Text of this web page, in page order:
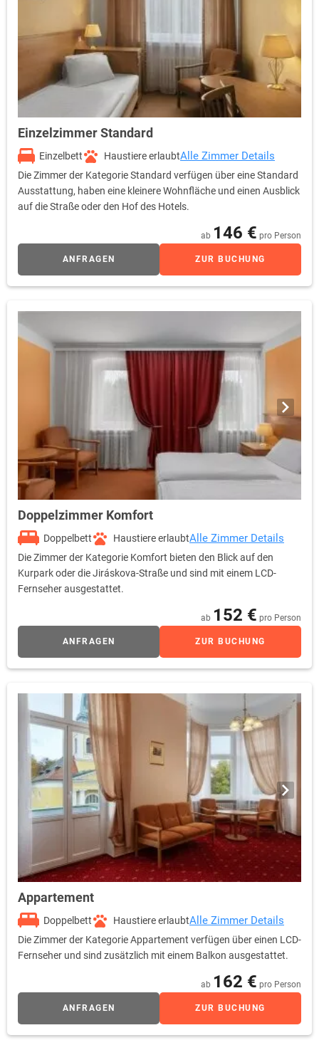
Einzelzimmer Standard
Einzelbett Haustiere erlaubtAlle Zimmer Details
Die Zimmer der Kategorie Standard verfügen über eine Standard
Ausstattung, haben eine kleinere Wohnfläche und einen Ausblick
auf die Straße oder den Hof des Hotels.
ab 146 € pro Person
ANFRAGEN ZUR BUCHUNG
Doppelzimmer Komfort
Doppelbett Haustiere erlaubtAlle Zimmer Details
Die Zimmer der Kategorie Komfort bieten den Blick auf den
Kurpark oder die Jiráskova-Straße und sind mit einem LCD-
Fernseher ausgestattet.
ab 152 € pro Person
ANFRAGEN ZUR BUCHUNG
Appartement
Doppelbett Haustiere erlaubtAlle Zimmer Details
Die Zimmer der Kategorie Appartement verfügen über einen LCD-
Fernseher und sind zusätzlich mit einem Balkon ausgestattet.
ab 162 € pro Person
ANFRAGEN ZUR BUCHUNG